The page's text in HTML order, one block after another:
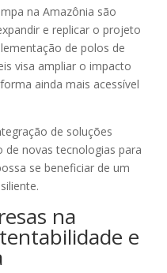
na Amazônia são
e replicar o projeto
de polos de
visa ampliar o impacto
ainda mais acessível
de soluções
de novas tecnologias para
se beneficiar de um
na
e